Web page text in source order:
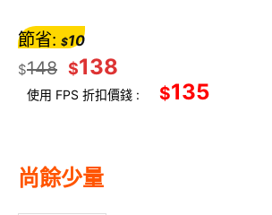
$148 $138
節省: $10
使用 FPS 折扣價錢 : $135
尚餘少量